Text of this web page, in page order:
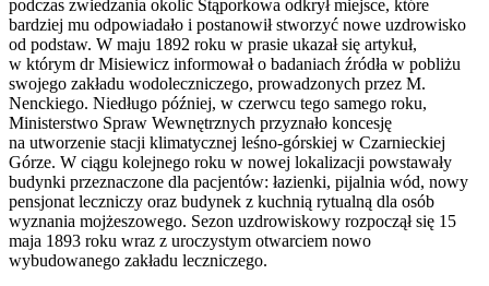
podczas zwiedzania okolic Stąporkowa odkrył miejsce, które
bardziej mu odpowiadało i postanowił stworzyć nowe uzdrowisko
od podstaw. W maju 1892 roku w prasie ukazał się artykuł,
w którym dr Misiewicz informował o badaniach źródła w pobliżu
swojego zakładu wodoleczniczego, prowadzonych przez M.
Nenckiego. Niedługo później, w czerwcu tego samego roku,
Ministerstwo Spraw Wewnętrznych przyznało koncesję
na utworzenie stacji klimatycznej leśno-górskiej w Czarnieckiej
Górze. W ciągu kolejnego roku w nowej lokalizacji powstawały
budynki przeznaczone dla pacjentów: łazienki, pijalnia wód, nowy
pensjonat leczniczy oraz budynek z kuchnią rytualną dla osób
wyznania mojżeszowego. Sezon uzdrowiskowy rozpoczął się 15
maja 1893 roku wraz z uroczystym otwarciem nowo
wybudowanego zakładu leczniczego.